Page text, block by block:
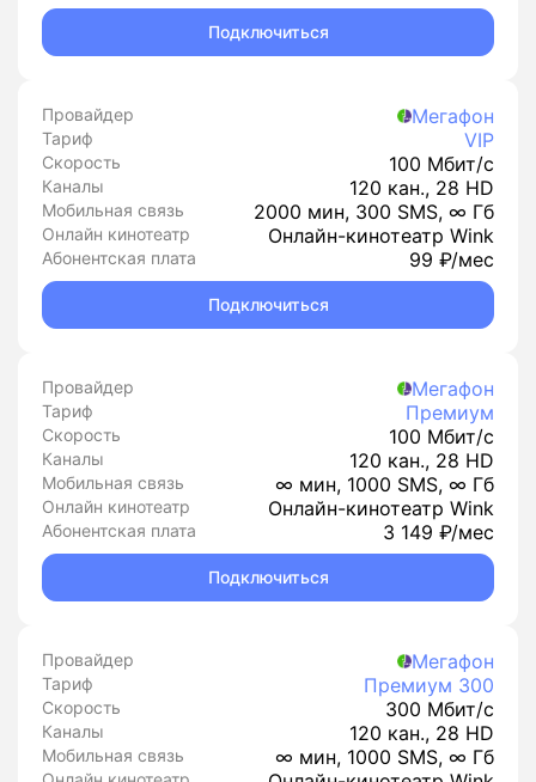
Подключиться
Провайдер Мегафон
Тариф VIP
Скорость 100 Мбит/с
Каналы 120 кан., 28 HD
Мобильная связь 2000 мин, 300 SMS, ∞ Гб
Онлайн кинотеатр Онлайн-кинотеатр Wink
Абонентская плата 99 ₽/мес
Подключиться
Провайдер Мегафон
Тариф Премиум
Скорость 100 Мбит/с
Каналы 120 кан., 28 HD
Мобильная связь ∞ мин, 1000 SMS, ∞ Гб
Онлайн кинотеатр Онлайн-кинотеатр Wink
Абонентская плата 3 149 ₽/мес
Подключиться
Провайдер Мегафон
Тариф Премиум 300
Скорость 300 Мбит/с
Каналы 120 кан., 28 HD
Мобильная связь ∞ мин, 1000 SMS, ∞ Гб